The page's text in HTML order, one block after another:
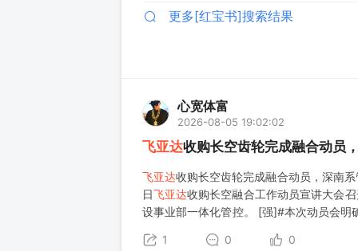
更多[红宝书]搜索结果
心宽体富
2026-08-05 19:02:02
飞亚达收购长空齿轮完成融合动员
飞亚达收购长空齿轮完成融合动员，深南
日飞亚达收购长空融合工作动员宣讲大会
设事业部一体化管控。 [强]#本次动员会
1 0 0